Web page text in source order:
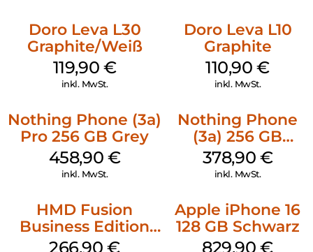
Doro Leva L30
Graphite/Weiß
119,90 €
inkl. MwSt.
Doro Leva L10
Graphite
110,90€
inkl. MwSt.
Nothing Phone (3a)
Pro 256 GB Grey
458,90 €
inkl. MwSt.
Nothing Phone
(3a) 256 GB
Black
378,90 €
inkl. MwSt.
HMD Fusion
Business Edition
256 GB Grey
266,90€
Apple iPhone 16
128 GB Schwarz
829,90€